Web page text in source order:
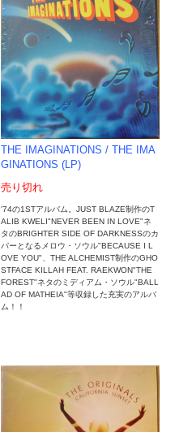
THE IMAGINATIONS / THE IMA
GINATIONS (LP)
売り切れ
'74の1STアルバム。JUST BLAZE制作のT
ALIB KWELI"NEVER BEEN IN LOVE"ネ
タのBRIGHTER SIDE OF DARKNESSのカ
バーとなるメロウ・ソウル"BECAUSE I L
OVE YOU"、THE ALCHEMIST制作のGHO
STFACE KILLAH FEAT. RAEKWON"THE
FOREST"ネタのミディアム・ソウル"BALL
AD OF MATHEIA"等収録した充実のアルバ
ム！！